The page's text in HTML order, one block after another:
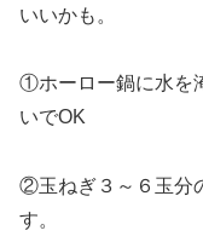
いいかも。
①ホーロー鍋に水を
いでOK
②玉ねぎ３～６玉分
す。